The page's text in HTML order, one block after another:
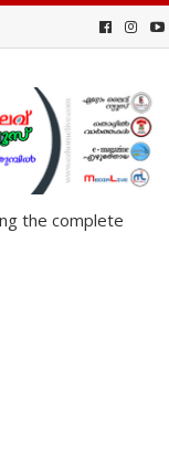
the complete